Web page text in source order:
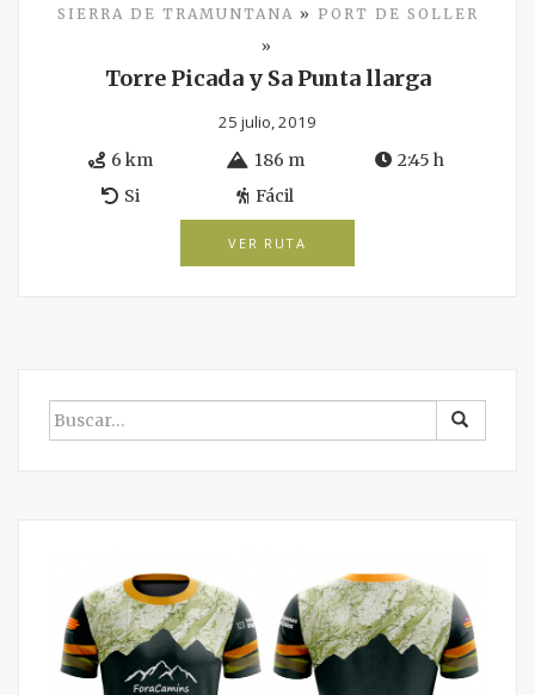
SIERRA DE TRAMUNTANA » PORT DE SOLLER
»
Torre Picada y Sa Punta llarga
25 julio, 2019
6 km
186 m
2:45 h
Si
Fácil
VER RUTA
BUSCAR
POR: